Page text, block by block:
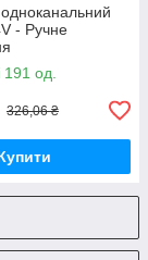
- Ручне
191 од.
326,06 ₴